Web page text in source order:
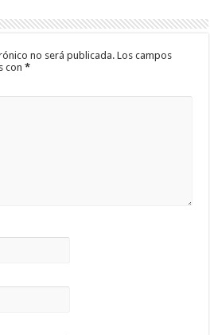
no será publicada. Los campos
con*